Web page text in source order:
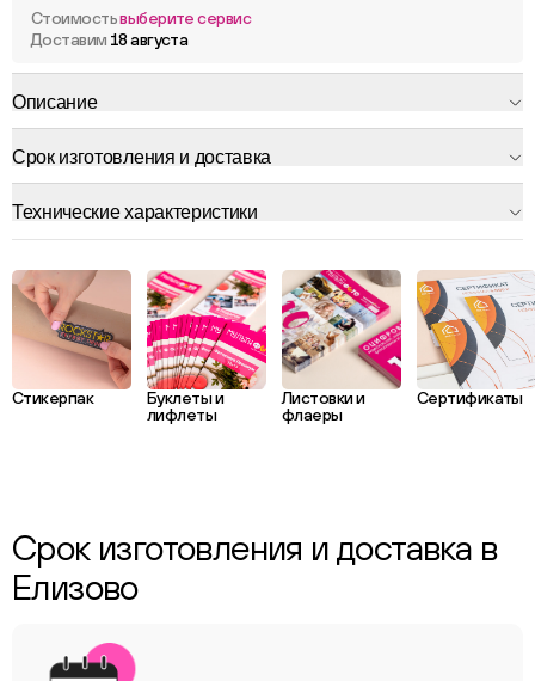
Стоимостьвыберите сервис
Доставим 18 августа
Описание
Срок изготовления и доставка
Технические характеристики
Стикерпак
Буклеты и
лифлеты
Листовки и
флаеры
Сертификаты
Срок изготовления и доставка в
Елизово